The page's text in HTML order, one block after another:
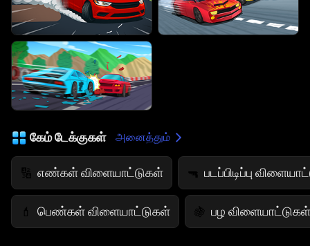
கேம் டேக்குகள் அனைத்தும்
🔢 எண்கள் விளையாட்டுகள் 🔫 படப்பிடிப்பு
💄 பெண்கள் விளையாட்டுகள் 🍇 பழ விளையாட்டுகள்